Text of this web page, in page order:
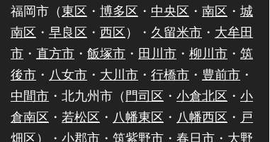
福岡市（東区 ・ 博多区 ・ 中央区 ・ 南区 ・ 城
南区 ・ 早良区 ・ 西区）・ 久留米市 ・ 大牟田
市 ・ 直方市 ・ 飯塚市 ・ 田川市 ・ 柳川市 ・ 筑
後市 ・ 八女市 ・ 大川市 ・ 行橋市 ・ 豊前市 ・
中間市 ・北九州市（門司区 ・ 小倉北区 ・ 小
倉南区 ・ 若松区 ・ 八幡東区 ・ 八幡西区 ・ 戸
畑区）・ 小郡市 ・ 筑紫野市 ・ 春日市 ・ 大野